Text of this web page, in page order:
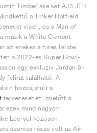
Timberlake két AJ3 JTH
a Tinker Hatfield
viseli, és a Man of
másik a White Cement
az énekes a híres félidei
a 2022-es Super Bowl-
egy exkluzív Jordan 3-
felirat található. A
hozzájárult a
tervezéséhez, mielőtt a
ezek mind nagyon
Lee-vel közösen
szerves része volt az Air